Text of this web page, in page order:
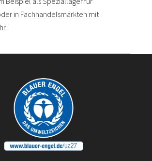
in Fachhandelsmärkten mit